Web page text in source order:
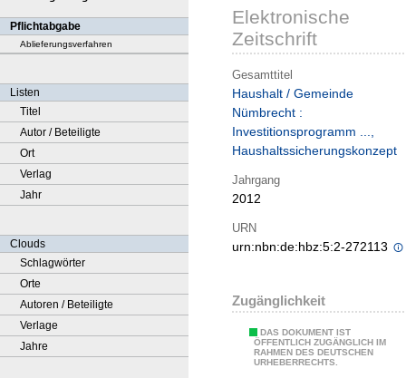
Pflichtabgabe
Ablieferungsverfahren
Listen
Titel
Autor / Beteiligte
Ort
Verlag
Jahr
Clouds
Schlagwörter
Orte
Autoren / Beteiligte
Verlage
Jahre
Elektronische
Zeitschrift
Gesamttitel
Haushalt / Gemeinde
Nümbrecht :
Investitionsprogramm ...,
Haushaltssicherungskonzept
Jahrgang
2012
URN
urn:nbn:de:hbz:5:2-272113
Zugänglichkeit
DAS DOKUMENT IST
ÖFFENTLICH ZUGÄNGLICH IM
RAHMEN DES DEUTSCHEN
URHEBERRECHTS.